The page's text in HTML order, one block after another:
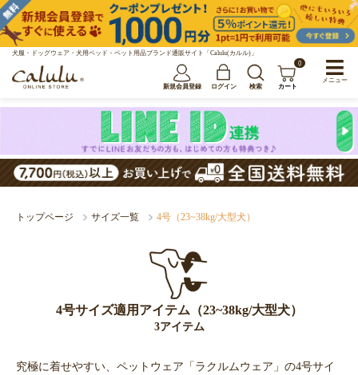
犬服・ドッグウェア・犬用ベッド・ペット用品ブランド通販サイト「Calulu(カルル)」
新規会員登録 ログイン 検索
0
カート
トップページ サイズ一覧 4号（23~38kg/大型犬）
4号サイズ適用アイテム（23~38kg/大型犬）
3アイテム
究極に着せやすい、ペットウェア「ラクルムウェア」の4号サイ
メニュー